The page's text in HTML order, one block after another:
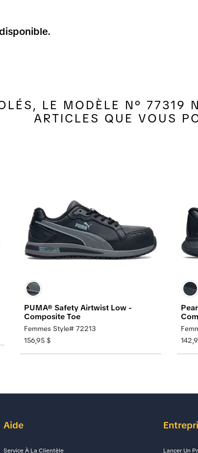
LE MODÈLE N° 77319
ARTICLES QUE VOUS
PUMA® Safety Airtwist Low -
Composite Toe
Femmes Style# 72213
156,95 $
Aide
Service À La Clientèle Lancer Un